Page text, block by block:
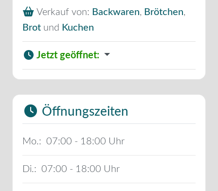
Verkauf von: Backwaren, Brötchen,
Brot und Kuchen
Jetzt geöffnet:
Öffnungszeiten
Mo.: 07:00 - 18:00
Di.: 07:00 - 18:00